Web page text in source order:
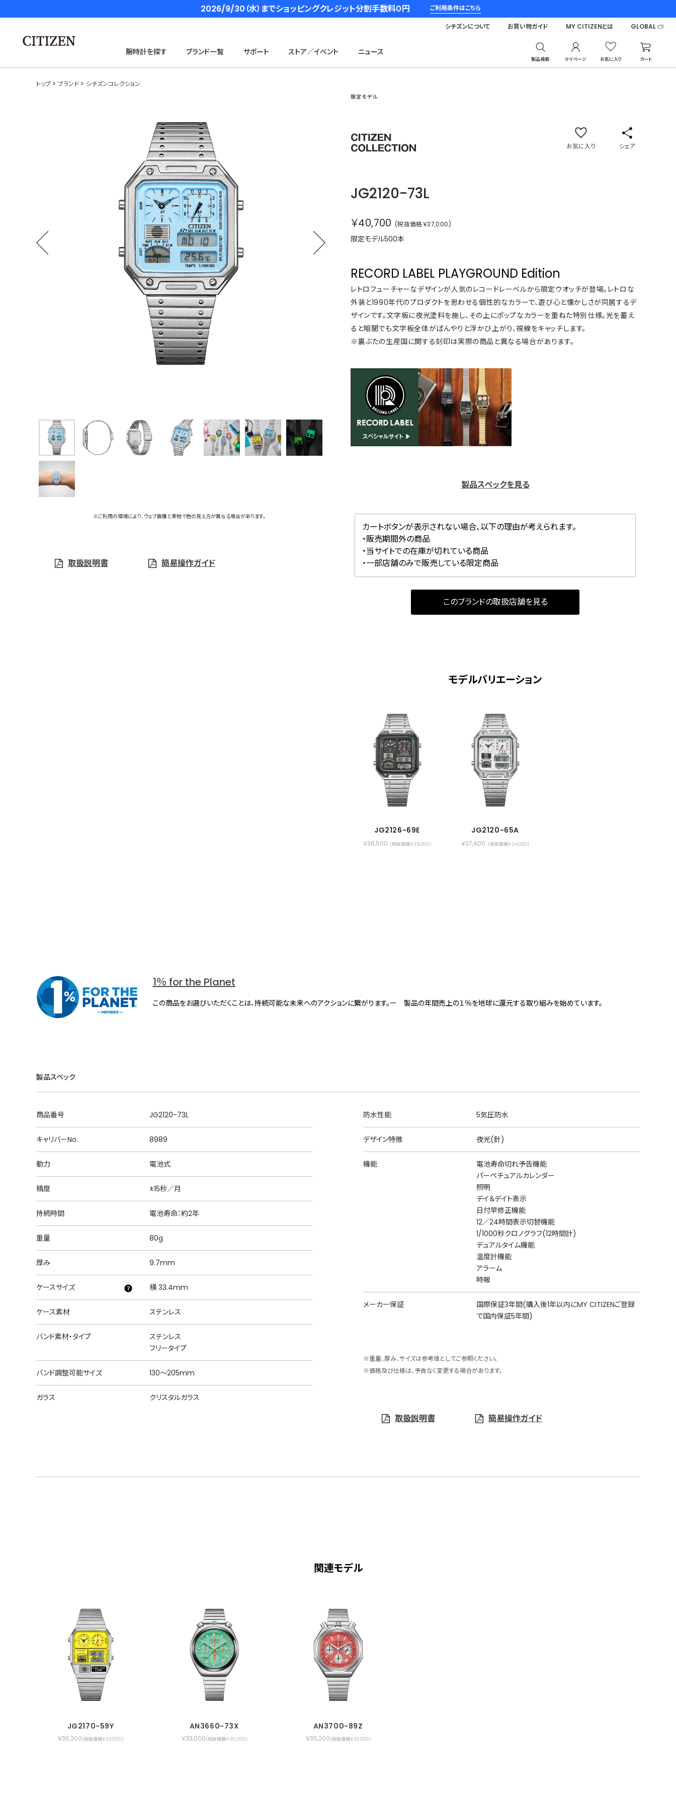
2026/9/30（水）までショッピングクレジット分割手数料０円 ご利用条件はこちら
腕時計を探す ブランド一覧 サポート ストア／イベント ニュース
製品検索 マイページ お気に入り カート
シチズンについて お買い物ガイド MY CITIZENとは GLOBAL
トップ ブランド シチズンコレクション
※ご利用の環境により、ウェブ画像と実物で色の見え方が異なる場合があります。
取扱説明書 簡易操作ガイド
限定モデル
お気に入り シェア
JG2120-73L
￥40,700 (税抜価格￥37,000)
限定モデル500本
RECORD LABEL PLAYGROUND Edition
レトロフューチャーなデザインが人気のレコードレーベルから限定ウオッチが登場。レトロな
外装と1990年代のプロダクトを思わせる個性的なカラーで、遊び心と懐かしさが同居するデ
ザインです。文字板に夜光塗料を施し、その上にポップなカラーを重ねた特別仕様。光を蓄え
ると暗闇でも文字板全体がぼんやりと浮かび上がり、視線をキャッチします。
※裏ぶたの生産国に関する刻印は実際の商品と異なる場合があります。
製品スペックを見る
カートボタンが表示されない場合、以下の理由が考えられます。
・販売期間外の商品
・当サイトでの在庫が切れている商品
・一部店舗のみで販売している限定商品
このブランドの取扱店舗を見る
モデルバリエーション
JG2126-69E
￥38,500 (税抜価格￥35,000)
JG2120-65A
￥37,400 (税抜価格￥34,000)
1％ for the Planet
この商品をお選びいただくことは、持続可能な未来へのアクションに繋がります。ー 製品の年間売上の１％を地球に還元する取り組みを始めています。
製品スペック
商品番号 JG2120-73L
キャリバーNo. 8989
動力 電池式
精度 ±15秒／月
持続時間 電池寿命：約2年
重量 80g
厚み 9.7mm
ケースサイズ 横 33.4mm
ケース素材 ステンレス
バンド素材・タイプ
ステンレス
フリータイプ
バンド調整可能サイズ 130～205mm
ガラス クリスタルガラス
防水性能 5気圧防水
デザイン特徴 夜光(針)
機能
電池寿命切れ予告機能
パーペチュアルカレンダー
照明
デイ＆デイト表示
日付早修正機能
12／24時間表示切替機能
1/1000秒クロノグラフ(12時間計)
デュアルタイム機能
温度計機能
アラーム
時報
メーカー保証
国際保証3年間(購入後1年以内にMY CITIZENご登録
で国内保証5年間)
※重量、厚み、サイズは参考値としてご参照ください。
※価格及び仕様は、予告なく変更する場合があります。
取扱説明書 簡易操作ガイド
関連モデル
JG2170-59Y
￥36,300(税抜価格￥33,000)
AN3660-73X
￥33,000(税抜価格￥30,000)
AN3700-89Z
￥35,200(税抜価格￥32,000)